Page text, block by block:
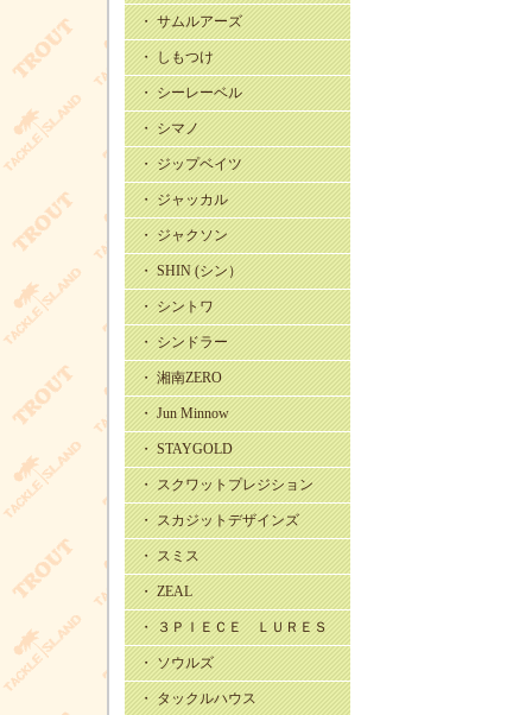
・ サムルアーズ
・ しもつけ
・ シーレーベル
・ シマノ
・ ジップベイツ
・ ジャッカル
・ ジャクソン
・ SHIN (シン）
・ シントワ
・ シンドラー
・ 湘南ZERO
・ Jun Minnow
・ STAYGOLD
・ スクワットプレジション
・ スカジットデザインズ
・ スミス
・ ZEAL
・ ３ＰＩＥＣＥ ＬＵＲＥＳ
・ ソウルズ
・ タックルハウス